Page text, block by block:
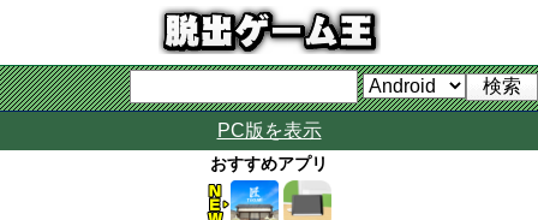
PC版を表示
おすすめアプリ